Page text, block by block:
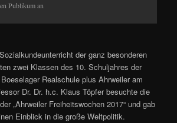
Publikum an
der ganz besonderen
zwei Klassen des 10. Schuljahres der
Realschule plus Ahrweiler am
Dr. Dr. h.c. Klaus Töpfer besuchte die
„Ahrweiler Freiheitswochen 2017“ und gab
Einblick in die große Weltpolitik.